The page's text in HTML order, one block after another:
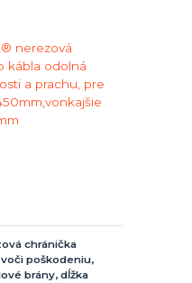
chránička
poškodeniu,
brány, dĺžka